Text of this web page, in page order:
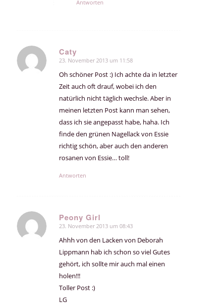
Antworten
Caty
sagte:
23. November 2013 um 11:58
Oh schöner Post :) Ich achte da in letzter
Zeit auch oft drauf, wobei ich den
natürlich nicht täglich wechsle. Aber in
meinen letzten Post kann man sehen,
dass ich sie angepasst habe, haha. Ich
finde den grünen Nagellack von Essie
richtig schön, aber auch den anderen
rosanen von Essie… toll!
Antworten
Peony Girl
sagte:
23. November 2013 um 08:43
Ahhh von den Lacken von Deborah
Lippmann hab ich schon so viel Gutes
gehört, ich sollte mir auch mal einen
holen!!!
Toller Post :)
LG